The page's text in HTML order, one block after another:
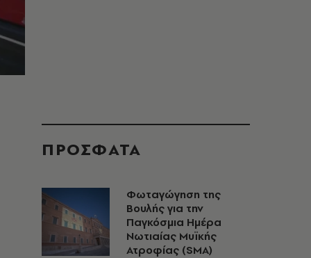
ΠΡΟΣΦΑΤΑ
Φωταγώγηση της
Βουλής για την
Παγκόσμια Ημέρα
Νωτιαίας Μυϊκής
Ατροφίας (SMA)